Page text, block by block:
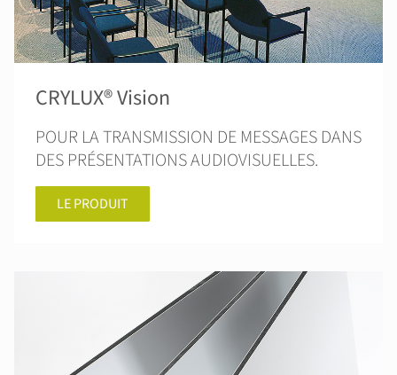
CRYLUX® Vision
POUR LA TRANSMISSION DE MESSAGES DANS
DES PRÉSENTATIONS AUDIOVISUELLES.
LE PRODUIT